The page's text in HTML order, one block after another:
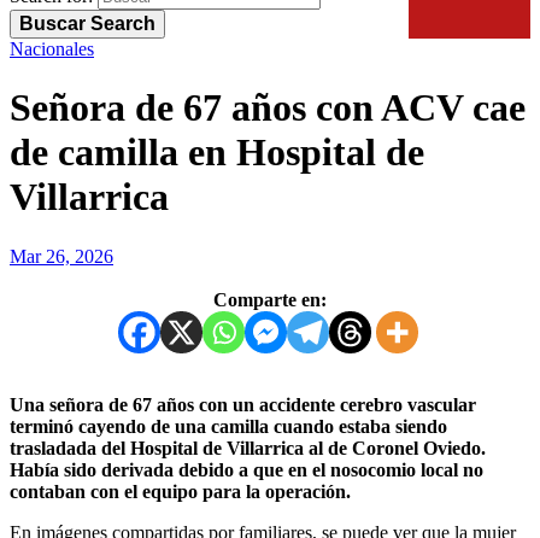
Buscar Search
Nacionales
Señora de 67 años con ACV cae
de camilla en Hospital de
Villarrica
Mar 26, 2026
Comparte en:
Una señora de 67 años con un accidente cerebro vascular
terminó cayendo de una camilla cuando estaba siendo
trasladada del Hospital de Villarrica al de Coronel Oviedo.
Había sido derivada debido a que en el nosocomio local no
contaban con el equipo para la operación.
En imágenes compartidas por familiares, se puede ver que la mujer